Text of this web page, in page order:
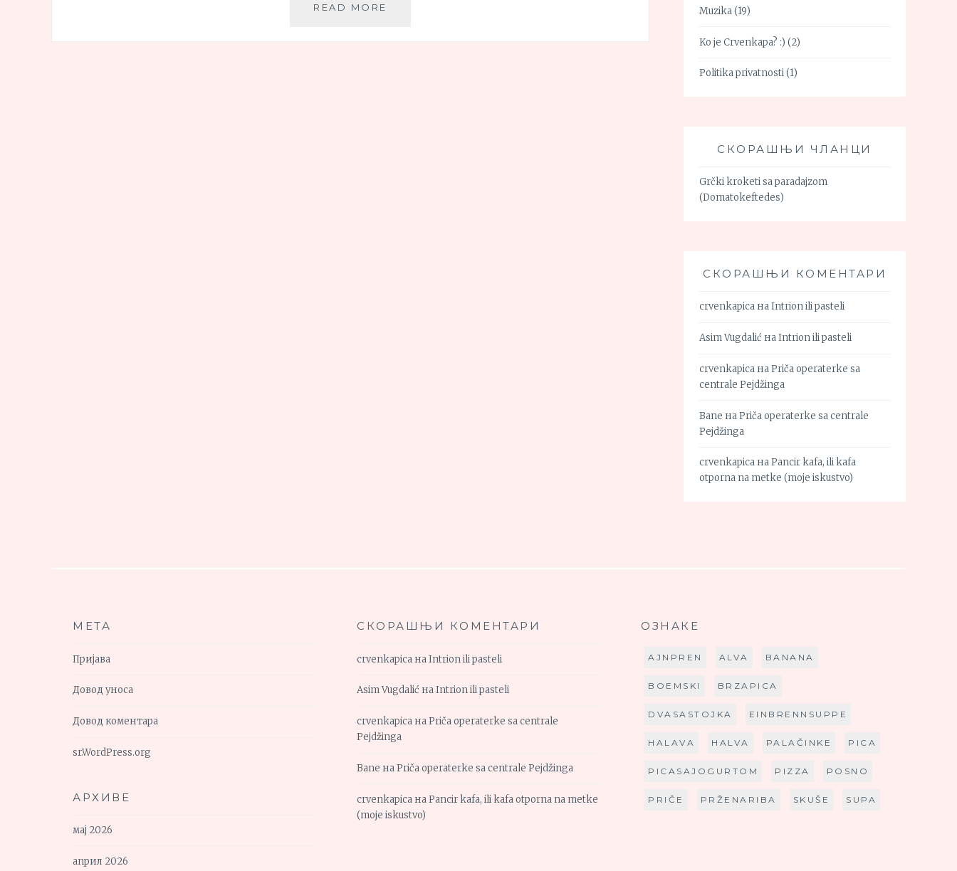
READ MORE Muzika(19)
Ko je Crvenkapa? :) (2)
Politika privatnosti(1)
СКОРАШЊИ ЧЛАНЦИ
Grčki kroketi sa paradajzom
(Domatokeftedes)
СКОРАШЊИ КОМЕНТАРИ
crvenkapica наIntrion ili pasteli
Asim Vugdalić наIntrion ili pasteli
crvenkapica наPriča operaterke sa
centrale Pejdžinga
Bane наPriča operaterke sa centrale
Pejdžinga
crvenkapica наPancir kafa, ili kafa
otporna na metke (moje iskustvo)
МЕТА
Пријава
Довод уноса
Довод коментара
sr.WordPress.org
АРХИВЕ
мај 2026
април 2026
СКОРАШЊИ КОМЕНТАРИ
crvenkapica наIntrion ili pasteli
Asim Vugdalić наIntrion ili pasteli
crvenkapica наPriča operaterke sa centrale
Pejdžinga
Bane наPriča operaterke sa centrale Pejdžinga
crvenkapica наPancir kafa, ili kafa otporna na metke
(moje iskustvo)
ОЗНАКЕ
AJNPREN ALVA BANANA
BOEMSKI BRZAPICA
DVASASTOJKA EINBRENNSUPPE
HALAVA HALVA PALAČINKE PICA
PICASAJOGURTOM PIZZA POSNO
PRIČE PRŽENARIBA SKUŠE SUPA